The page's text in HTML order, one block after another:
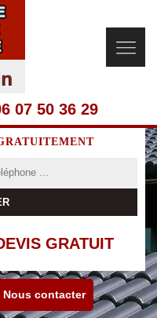
07 50 36 29
GRATUIT
Nous contacter